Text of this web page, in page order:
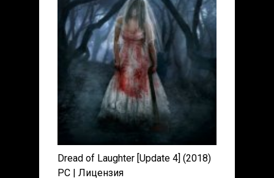
Dread of Laughter [Update 4] (2018)
PC | Лицензия